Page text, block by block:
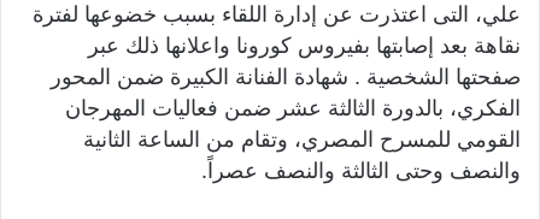
علي، التى اعتذرت عن إدارة اللقاء بسبب خضوعها لفترة
نقاهة بعد إصابتها بفيروس كورونا واعلانها ذلك عبر
صفحتها الشخصية . شهادة الفنانة الكبيرة ضمن المحور
الفكري، بالدورة الثالثة عشر ضمن فعاليات المهرجان
القومي للمسرح المصري، وتقام من الساعة الثانية
والنصف وحتى الثالثة والنصف عصراً.